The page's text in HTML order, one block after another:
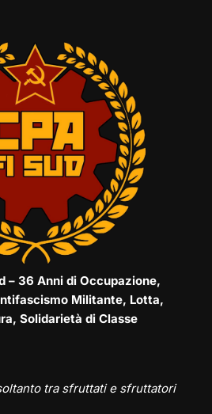
– 36 Anni di Occupazione,
Militante, Lotta,
Solidarietà di Classe
tra sfruttati e sfruttatori